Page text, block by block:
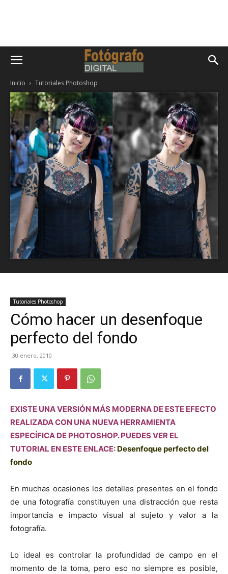
Inicio Tutoriales Photoshop
Tutoriales Photoshop
Cómo hacer un desenfoque
perfecto del fondo
30 enero, 2010
EXISTE UNA VERSIÓN MÁS MODERNA DE ESTE EFECTO
REALIZADA CON UNA NUEVA HERRAMIENTA
ESPECÍFICA DE PHOTOSHOP. PUEDES VER EL
TUTORIAL EN ESTE ENLACE: Desenfoque perfecto del
fondo
En muchas ocasiones los detalles presentes en el fondo
de una fotografía constituyen una distracción que resta
importancia e impacto visual al sujeto y valor a la
fotografía.
Lo ideal es controlar la profundidad de campo en el
momento de la toma, pero eso no siempre es posible,